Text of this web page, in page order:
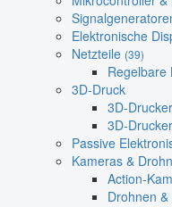
Elektronische
Netzteile (39)
Regelbare
3D-Druck
3D-Drucker
3D-
Passive
Kameras &
Action-
Drohnen